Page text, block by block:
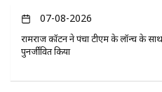
07-08-2026
रामराज कॉटन ने पंचा टीएम के लॉन्च के
पुनर्जीवित किया